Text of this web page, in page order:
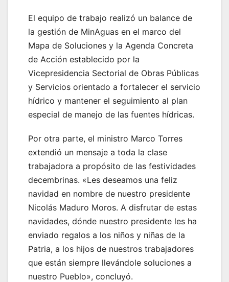
El equipo de trabajo realizó un balance de
la gestión de MinAguas en el marco del
Mapa de Soluciones y la Agenda Concreta
de Acción establecido por la
Vicepresidencia Sectorial de Obras Públicas
y Servicios orientado a fortalecer el servicio
hídrico y mantener el seguimiento al plan
especial de manejo de las fuentes hídricas.
Por otra parte, el ministro Marco Torres
extendió un mensaje a toda la clase
trabajadora a propósito de las festividades
decembrinas. «Les deseamos una feliz
navidad en nombre de nuestro presidente
Nicolás Maduro Moros. A disfrutar de estas
navidades, dónde nuestro presidente les ha
enviado regalos a los niños y niñas de la
Patria, a los hijos de nuestros trabajadores
que están siempre llevándole soluciones a
nuestro Pueblo», concluyó.